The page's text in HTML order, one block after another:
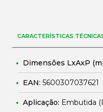
CARACTERÍSTICAS
Dimensões LxAxP
EAN: 5600307037621
Aplicação: Embutida